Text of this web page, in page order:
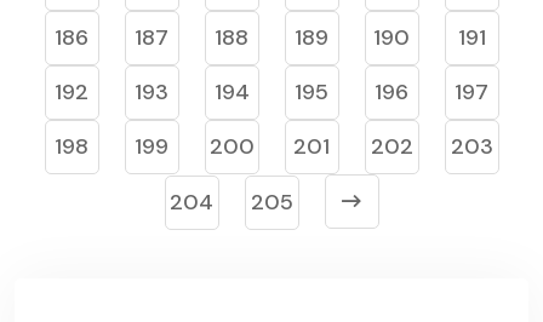
186
187 188 189 190
191
192
193 194 195 196
197
198
199 200 201 202
203
204
205